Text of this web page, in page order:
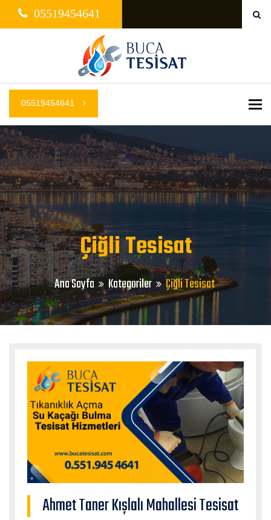
05519454641
05519454641
Çiğli Tesisat
Ana Sayfa Kategoriler Çiğli Tesisat
Ahmet Taner Kışlalı Mahallesi Tesisat